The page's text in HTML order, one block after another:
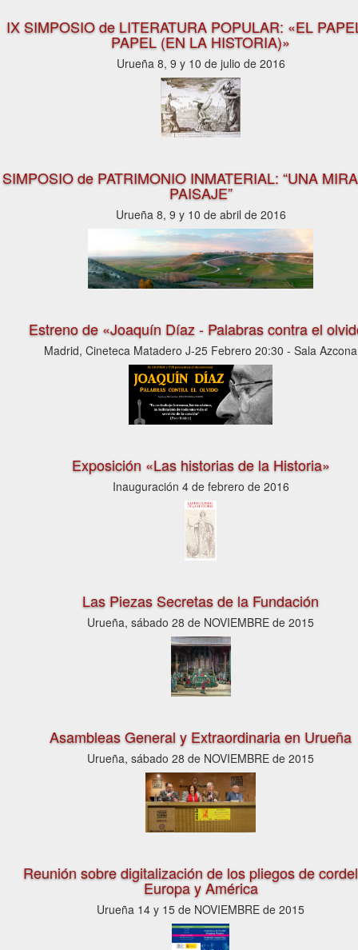
IX SIMPOSIO de LITERATURA POPULAR: «EL
PAPEL (EN LA HISTORIA)»
Urueña 8, 9 y 10 de julio de 2016
SIMPOSIO de PATRIMONIO INMATERIAL: “UNA
PAISAJE”
Urueña 8, 9 y 10 de abril de 2016
Estreno de «Joaquín Díaz - Palabras contra el
Madrid, Cineteca Matadero J-25 Febrero 20:30 - Sala Azcona
Exposición «Las historias de la Historia»
Inauguración 4 de febrero de 2016
Las Piezas Secretas de la Fundación
Urueña, sábado 28 de NOVIEMBRE de 2015
Asambleas General y Extraordinaria en Urueña
Urueña, sábado 28 de NOVIEMBRE de 2015
Reunión sobre digitalización de los pliegos de
Europa y América
Urueña 14 y 15 de NOVIEMBRE de 2015